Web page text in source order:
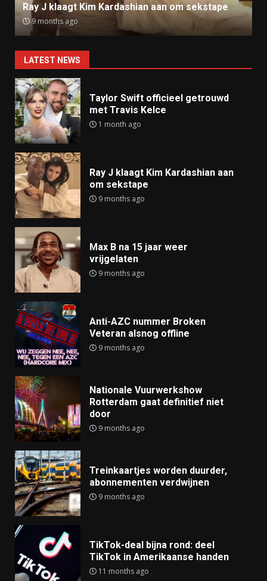
Ray J klaagt Kim Kardashian aan om sekstape
9 months ago
LATEST NEWS
Taylor Swift officieel getrouwd
met Travis Kelce
1 month ago
Ray J klaagt Kim Kardashian aan
om sekstape
9 months ago
Max B na 15 jaar weer
vrijgelaten
9 months ago
Anti-AZC nummer Broken
Veteran alsnog offline
9 months ago
Nationale Vuurwerkshow
Rotterdam gaat definitief niet
door
9 months ago
Treinkaartjes worden duurder,
abonnementen verdwijnen
9 months ago
TikTok-deal bijna rond: deel
TikTok in Amerikaanse handen
11 months ago